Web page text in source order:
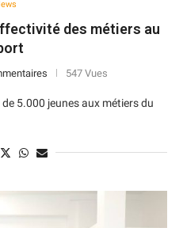
des métiers au
547 Vues
5.000 jeunes aux métiers du